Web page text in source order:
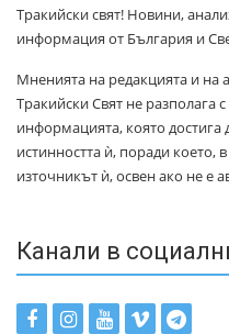
Тракийски свят! Новини,
информация от България и
Мненията на редакцията и на
Тракийски Свят не разполага
информацията, която достига
истинността ѝ, поради което,
източникът ѝ, освен ако не е
Канали в